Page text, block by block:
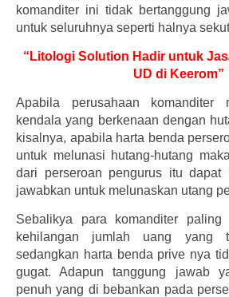
komanditer ini tidak bertanggung
untuk seluruhnya seperti halnya
“Litologi Solution Hadir untuk
UD di Keerom”
Apabila perusahaan komanditer
kendala yang berkenaan dengan
kisalnya, apabila harta benda
untuk melunasi hutang-hutang
dari perseroan pengurus itu dapat
jawabkan untuk melunaskan utang
Sebalikya para komanditer
kehilangan jumlah uang yang
sedangkan harta benda prive nya
gugat. Adapun tanggung jawab
penuh yang di bebankan pada